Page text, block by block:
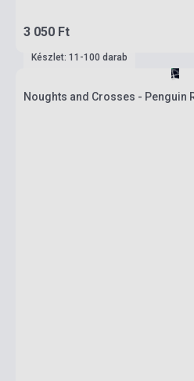
3 050 Ft
Készlet: 11-100 darab
Noughts and Crosses - Penguin